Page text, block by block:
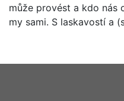
může provést a kdo nás
my sami. S laskavostí a